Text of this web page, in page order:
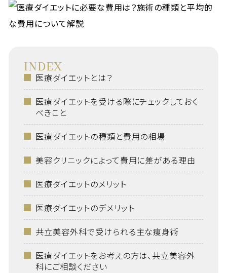
INDEX
医療ダイエットとは？
医療ダイエットを受ける際にチェックしておく
べきこと
医療ダイエットの種類と費用の相場
美容クリニックによって費用に差がある理由
医療ダイエットのメリット
医療ダイエットのデメリット
共立美容外科で受けられる主な痩身術
医療ダイエットをお考えの方は、共立美容外
科にご相談ください